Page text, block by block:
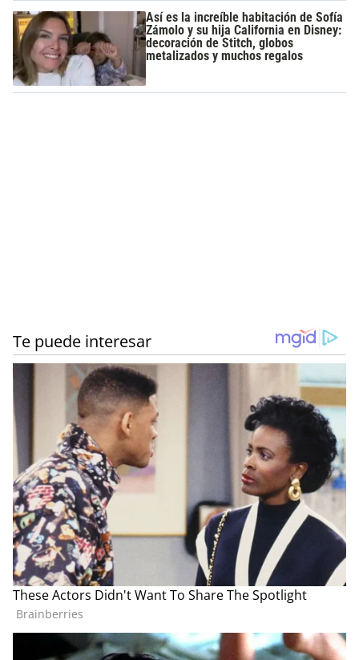
Así es la increíble habitación de Sofía
Zámolo y su hija California en Disney:
decoración de Stitch, globos
metalizados y muchos regalos